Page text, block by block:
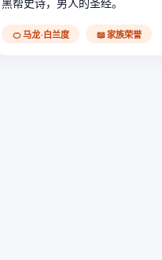
🍊 马龙·白兰度 📖 家族荣誉